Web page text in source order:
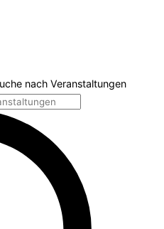
nach Veranstaltungen